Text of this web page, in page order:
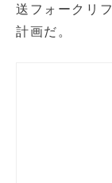
送フォークリ
計画だ。